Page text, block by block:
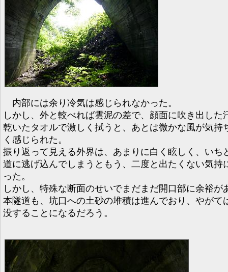
内部には余り冷気は感じられなかった。
しかし、外と較べれば雲泥の差で、顔面に吹き出した
乾いたタオルで激しく拭うと、あとは微かな風が気持
く感じられた。
振り返って見える外界は、あまりに白く眩しく、いち
道に逃げ込んでしまうともう、二度と出たくない気持
った。
しかし、特殊な断面のせいでまだまだ開口部に余裕が
本隧道も、坑口への土砂の堆積は進んでおり、やがて
没することになるだろう。